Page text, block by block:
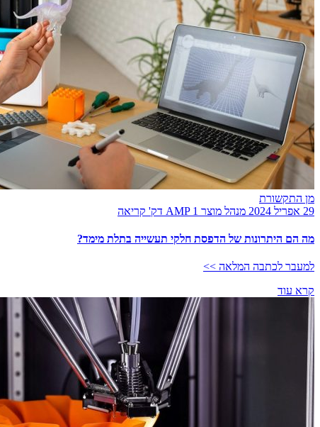
מן התקשורת
29 אפריל 2024
מנהל מוצר AMP 1 דק' קריאה
מה הם היתרונות של הדפסת חלקי תעשייה בתלת מימד?
למעבר לכתבה המלאה >>
קרא עוד